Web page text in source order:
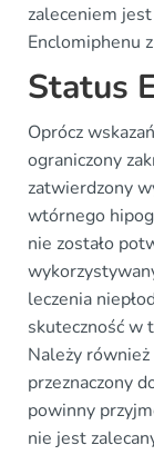
zaleceniem
Enclomiphenu
Status
Oprócz
ograniczony
zatwierdzony
wtórnego
nie zostało
leczenia
skuteczność w
Należy
przeznaczony
powinny
nie jest